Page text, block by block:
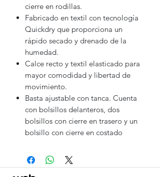
cierre en rodillas.
Fabricado en textil con tecnología
Quickdry que proporciona un
rápido secado y drenado de la
humedad.
Calce recto y textil elasticado para
mayor comodidad y libertad de
movimiento.
Basta ajustable con tanca. Cuenta
con bolsillos delanteros, dos
bolsillos con cierre en trasero y un
bolsillo con cierre en costado